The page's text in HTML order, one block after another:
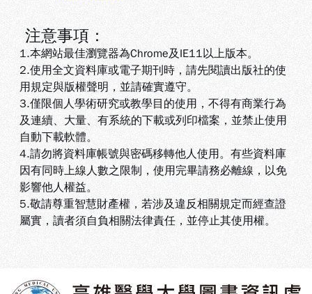
注意事項：
1.本網站最佳瀏覽器為Chrome及IE11以上版本。
2.使用全文資料庫或電子期刊時，請先閱讀出版社的使
用規定與版權聲明，並請確實遵守。
3.僅限個人學術研究或教學目的使用，不得有商業行為
及連續、大量、有系統的下載或列印檔案，並禁止使用
自動下載軟體。
4.請勿將資料庫帳號與密碼移轉他人使用。有些資料庫
因有同時上線人數之限制，使用完畢請務必離線，以免
影響他人權益。
5.敬請尊重智慧財產權，若涉及違反相關規定而經查證
屬實，讀者須自負相關法律責任，並停止其使用權。